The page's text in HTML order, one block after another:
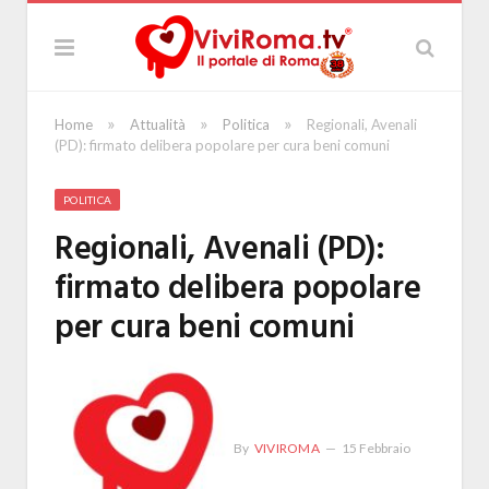
Home » Attualità » Politica »
Regionali, Avenali
(PD): firmato delibera popolare per cura beni comuni
POLITICA
Regionali, Avenali (PD):
firmato delibera popolare
per cura beni comuni
By VIVIROMA 15 Febbraio